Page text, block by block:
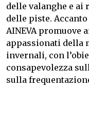
delle valanghe e ai
delle piste.
AINEVA promuove
appassionati della
invernali, con
consapevolezza
sulla